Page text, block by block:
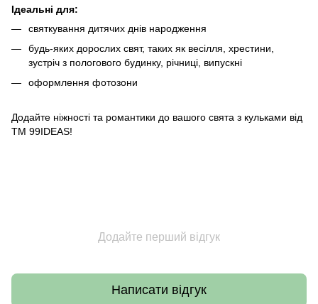
Ідеальні для:
святкування дитячих днів народження
будь-яких дорослих свят, таких як весілля, хрестини,
зустріч з пологового будинку, річниці, випускні
оформлення фотозони
Додайте ніжності та романтики до вашого свята з кульками від
ТМ 99IDEAS!
Додайте перший відгук
Написати відгук